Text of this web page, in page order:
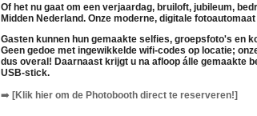
Of het nu gaat om een verjaardag, bruiloft, jubileum,
Midden Nederland. Onze moderne, digitale fotoautomaat
Gasten kunnen hun gemaakte selfies, groepsfoto's en
Geen gedoe met ingewikkelde wifi-codes op locatie;
dus overal! Daarnaast krijgt u na afloop álle gemaakte
USB-stick.
➡️ [Klik hier om de Photobooth direct te reserveren!]